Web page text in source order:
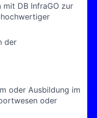
mit DB InfraGO zur
der
oder Ausbildung im
oder